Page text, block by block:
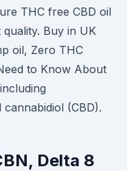
THC free CBD oil
Buy in UK
oil, Zero THC
to Know About
(CBD).
Delta 8